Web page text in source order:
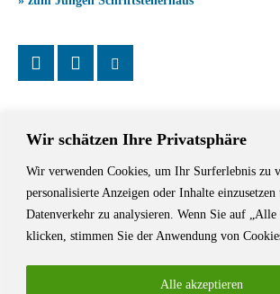
Wir schätzen Ihre Privatsphäre
Wir verwenden Cookies, um Ihr Surferlebnis zu
personalisierte Anzeigen oder Inhalte einzusetzen
Datenverkehr zu analysieren. Wenn Sie auf „Alle
klicken, stimmen Sie der Anwendung von
Alle akzeptieren
Das Schriftstellerhaus ist ein beliebter Treffpunkt
Autoren aus Stuttgart und der Region sowie ein
Lesungen, Tagungen und Schreibwerkstätten.